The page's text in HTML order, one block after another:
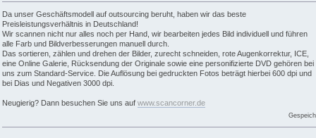
Da unser Geschäftsmodell auf outsourcing beruht, haben wir das beste
Preisleistungsverhältnis in Deutschland!
Wir scannen nicht nur alles noch per Hand, wir bearbeiten jedes Bild individuell und führen
alle Farb und Bildverbesserungen manuell durch.
Das sortieren, zählen und drehen der Bilder, zurecht schneiden, rote Augenkorrektur, ICE,
eine Online Galerie, Rücksendung der Originale sowie eine personifizierte DVD gehören bei
uns zum Standard-Service. Die Auflösung bei gedruckten Fotos beträgt hierbei 600 dpi und
bei Dias und Negativen 3000 dpi.
Neugierig? Dann besuchen Sie uns auf www.scancorner.de